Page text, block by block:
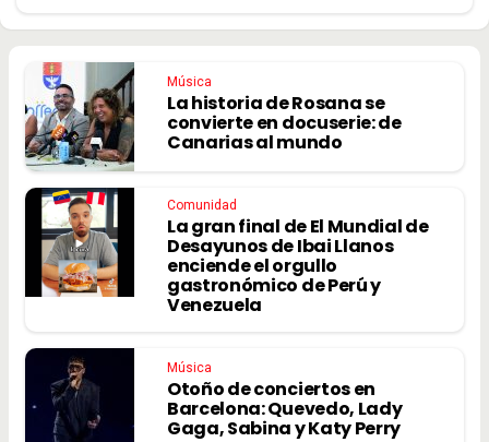
Música
La historia de Rosana se
convierte en docuserie: de
Canarias al mundo
Comunidad
La gran final de El Mundial de
Desayunos de Ibai Llanos
enciende el orgullo
gastronómico de Perú y
Venezuela
Música
Otoño de conciertos en
Barcelona: Quevedo, Lady
Gaga, Sabina y Katy Perry